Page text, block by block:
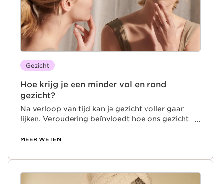
Gezicht
Hoe krijg je een minder vol en rond
gezicht?
Na verloop van tijd kan je gezicht voller gaan
lijken. Veroudering beïnvloedt hoe ons gezicht
gewichtstoename kunnen de vorm en volheid
vaak volume, de huid wordt minder strak, de
de contouren van het gezicht minder scherp.
MEER WETEN